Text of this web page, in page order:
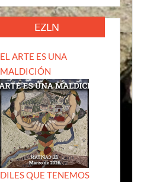
EZLN
EL ARTE ES UNA
MALDICIÓN
DILES QUE TENEMOS